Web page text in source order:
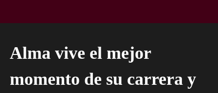
Alma vive el mejor
momento de su carrera y